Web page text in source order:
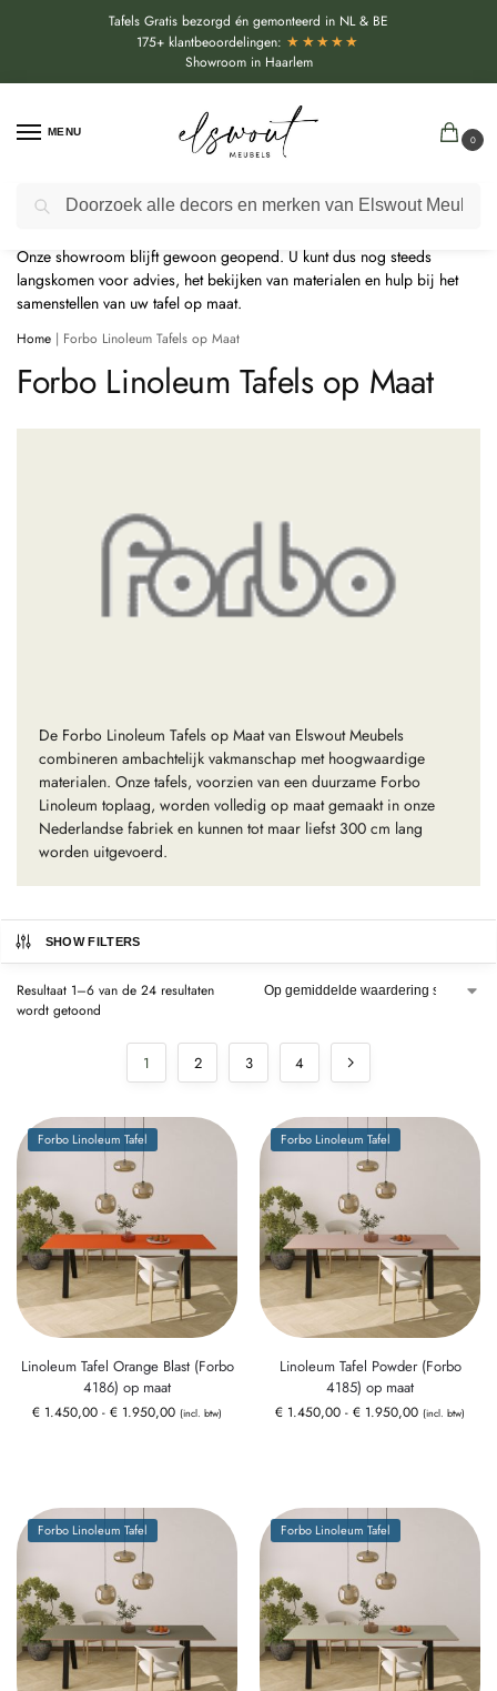
Tafels Gratis bezorgd én gemonteerd in NL & BE
175+ klantbeoordelingen: ★★★★★
Showroom in Haarlem
MENU
0
Door de bouwvakperiode geldt momenteel een extra levertijd van
circa 3 weken bovenop de reguliere levertijd.
Onze showroom blijft gewoon geopend. U kunt dus nog steeds
langskomen voor advies, het bekijken van materialen en hulp bij het
samenstellen van uw tafel op maat.
Home | Forbo Linoleum Tafels op Maat
Forbo Linoleum Tafels op Maat
De Forbo Linoleum Tafels op Maat van Elswout Meubels
combineren ambachtelijk vakmanschap met hoogwaardige
materialen. Onze tafels, voorzien van een duurzame Forbo
Linoleum toplaag, worden volledig op maat gemaakt in onze
Nederlandse fabriek en kunnen tot maar liefst 300 cm lang
worden uitgevoerd.
SHOW FILTERS
Resultaat 1–6 van de 24 resultaten
wordt getoond
1 2 3 4
Forbo Linoleum Tafel
Linoleum Tafel Orange Blast (Forbo
4186) op maat
€ 1.450,00 - € 1.950,00 (incl. btw)
Forbo Linoleum Tafel
Linoleum Tafel Powder (Forbo
4185) op maat
€ 1.450,00 - € 1.950,00 (incl. btw)
Forbo Linoleum Tafel Forbo Linoleum Tafel